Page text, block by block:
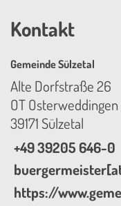
Kontakt
Gemeinde Sülzetal
Alte Dorfstraße 26
OT Osterweddingen
39171 Sülzetal
+49 39205 646-0
https://